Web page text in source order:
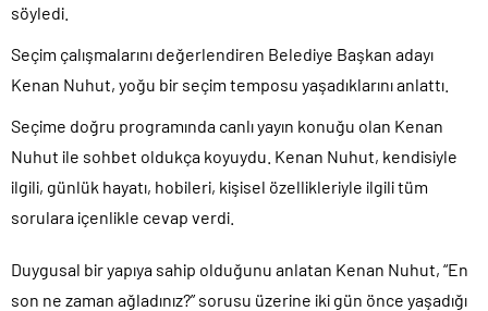
söyledi.
Seçim çalışmalarını değerlendiren Belediye Başkan adayı
Kenan Nuhut, yoğu bir seçim temposu yaşadıklarını anlattı.
Seçime doğru programında canlı yayın konuğu olan Kenan
Nuhut ile sohbet oldukça koyuydu. Kenan Nuhut, kendisiyle
ilgili, günlük hayatı, hobileri, kişisel özellikleriyle ilgili tüm
sorulara içenlikle cevap verdi.
Duygusal bir yapıya sahip olduğunu anlatan Kenan Nuhut, “En
son ne zaman ağladınız?” sorusu üzerine iki gün önce yaşadığı